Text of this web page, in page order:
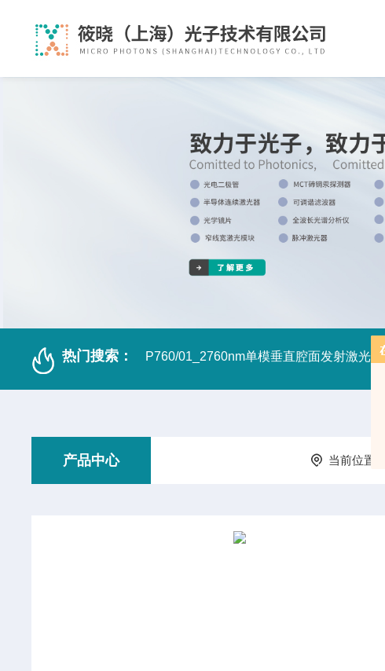
热门搜索： P760/01_2760nm单模垂直腔面发射激光器
产品中心 当前位置：